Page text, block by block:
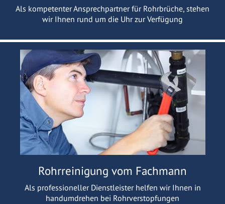
Als kompetenter Ansprechpartner für Rohrbrüche, stehen
wir Ihnen rund um die Uhr zur Verfügung
Rohrreinigung vom Fachmann
Als professioneller Dienstleister helfen wir Ihnen in
handumdrehen bei Rohrverstopfungen